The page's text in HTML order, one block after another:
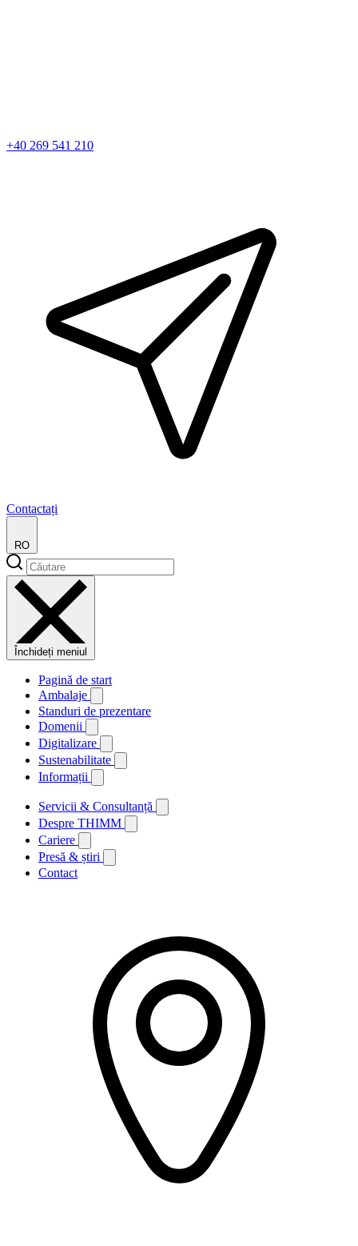
+40 269 541 210
Contactați
RO
Închideți meniul
Pagină de start
Ambalaje
Standuri de prezentare
Domenii
Digitalizare
Sustenabilitate
Informații
Servicii & Consultanță
Despre THIMM
Cariere
Presă & știri
Contact